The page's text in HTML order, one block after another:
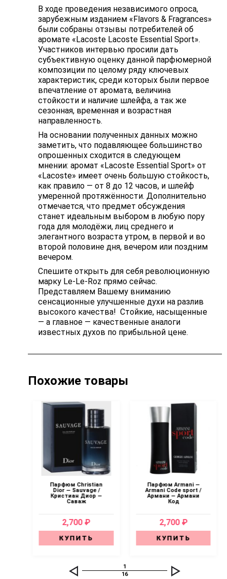
В ходе проведения независимого опроса,
зарубежным изданием «Flavors & Fragrances»
были собраны отзывы потребителей об
аромате «Lacoste Lacoste Essential Sport».
Участников интервью просили дать
субъективную оценку данной парфюмерной
композиции по целому ряду ключевых
характеристик, среди которых были первое
впечатление от аромата, величина
стойкости и наличие шлейфа, а так же
сезонная, временная и возрастная
направленность.
На основании полученных данных можно
заметить, что подавляющее большинство
опрошенных сходится в следующем
мнении: аромат «Lacoste Essential Sport» от
«Lacoste» имеет очень большую стойкость,
как правило — от 8 до 12 часов, и шлейф
умеренной протяжённости. Дополнительно
отмечается, что предмет обсуждения
станет идеальным выбором в любую пору
года для молодёжи, лиц среднего и
элегантного возраста утром, в первой и во
второй половине дня, вечером или поздним
вечером.
Спешите открыть для себя революционную
марку Le-Le-Roz прямо сейчас.
Представляем Вашему вниманию
сенсационные улучшенные духи на разлив
высокого качества! Стойкие, насыщенные
— а главное — качественные аналоги
известных духов по прибыльной цене.
Похожие товары
Парфюм Christian
Dior — Sauvage /
Кристиан Диор —
Саваж
2,700 ₽
КУПИТЬ
Парфюм Armani —
Armani Code sport /
Армани — Армани
Код
2,700 ₽
КУПИТЬ
1
16